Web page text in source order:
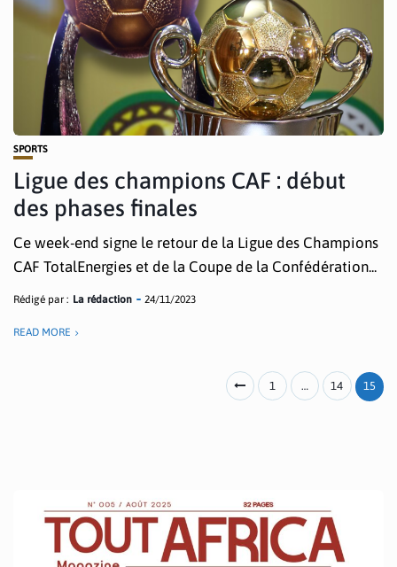
SPORTS
Ligue des champions CAF : début
des phases finales
Ce week-end signe le retour de la Ligue des Champions
CAF TotalEnergies et de la Coupe de la Confédération...
Rédigé par : La rédaction 24/11/2023
READ MORE
1 … 14 15